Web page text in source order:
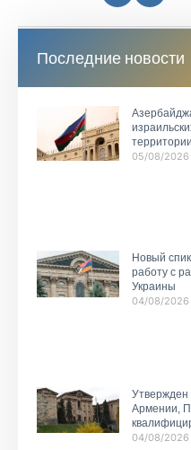
Последние новости
территории
05/08/2026
Новый
работу с
Украины
04/08/2026
Утвержден
Армении,
04/08/2026